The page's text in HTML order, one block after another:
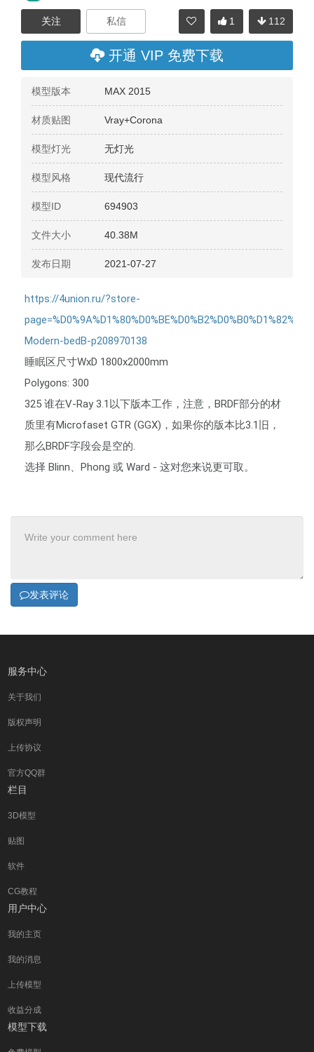
112
1
开通 VIP 免费下载
模型版本 MAX 2015
材质贴图 Vray+Corona
模型灯光 无灯光
模型风格 现代流行
模型ID 694903
文件大小 40.38M
发布日期 2021-07-27
https://4union.ru/?store-
Modern-bedB-p208970138
睡眠区尺寸WxD 1800x2000mm
Polygons: 300
325 谁在V-Ray 3.1以下版本工作，注意，BRDF部分的材
质里有Microfaset GTR (GGX)，如果你的版本比3.1旧，
那么BRDF字段会是空的.
选择 Blinn、Phong 或 Ward - 这对您来说更可取。
发表评论
服务中心
关于我们
版权声明
上传协议
官方QQ群
栏目
3D模型
贴图
软件
CG教程
用户中心
我的主页
我的消息
上传模型
收益分成
模型下载